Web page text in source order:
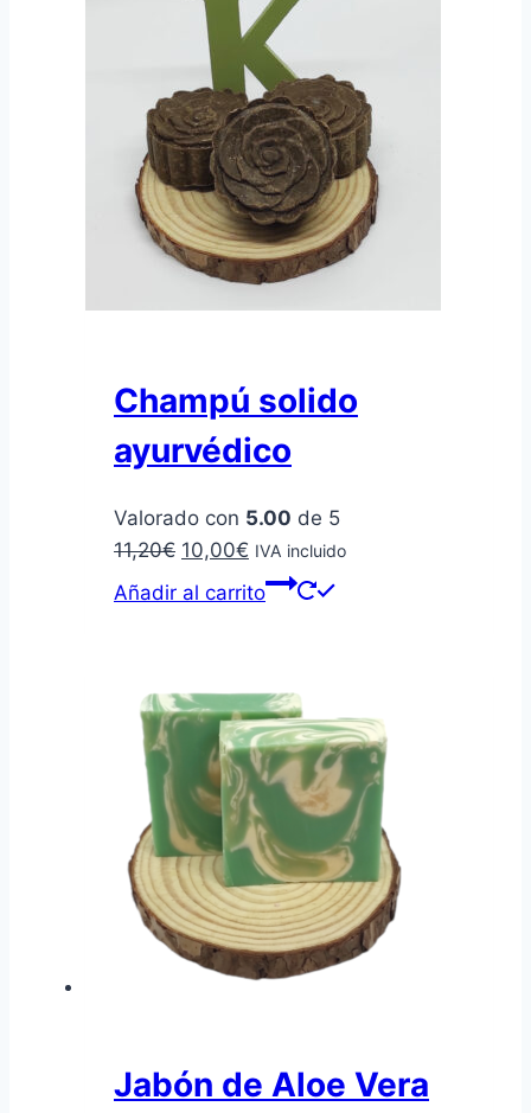
Champú solido
ayurvédico
Valorado con 5.00 de 5
11,20€ El
precio
10,00€ El
precio
IVA incluido
Añadir al carrito
Jabón de Aloe Vera